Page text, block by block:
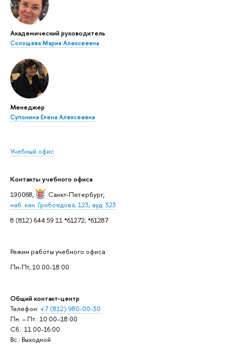
Академический руководитель
Солощева Мария Алексеевна
Менеджер
Супонина Елена Алексеевна
Учебный офис
Контакты учебного офиса
190068,
Санкт-Петербург,
наб. кан. Грибоедова, 123, ауд. 323
8 (812) 644 59 11 *61272; *61287
Режим работы учебного офиса:
Пн-Пт, 10.00-18.00
Общий контакт-центр
Телефон: +7 (812) 980-00-30
Пн. – Пт.: 10:00–18:00
Сб.: 11:00-16:00
Вс.: Выходной